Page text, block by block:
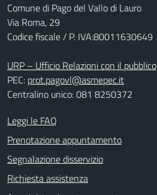
Comune di Pago del Vallo di Lauro
Via Roma, 29
Codice fiscale / P. IVA:80011630649
URP – Ufficio Relazioni con il pubblico
PEC: prot.pagovl@asmepec.it
Centralino unico: 081 8250372
Leggi le FAQ
Prenotazione appuntamento
Segnalazione disservizio
Richiesta assistenza